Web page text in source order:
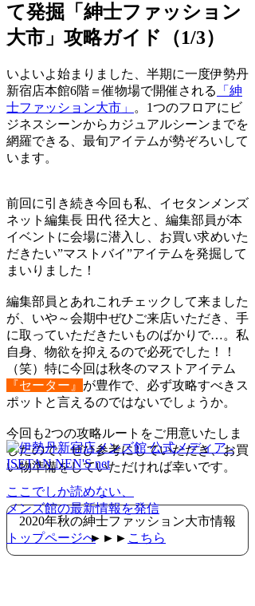
て発掘「紳士ファッション
大市」攻略ガイド（1/3）
いよいよ始まりました、半期に一度伊勢丹
新宿店本館6階＝催物場で開催される
「紳
士ファッション大市」
。1つのフロアにビ
ジネスシーンからカジュアルシーンまでを
網羅できる、最旬アイテムが勢ぞろいして
います。
前回に引き続き今回も私、イセタンメンズ
ネット編集長 田代 径大と、編集部員が本
イベントに会場に潜入し、お買い求めいた
だきたい”マストバイ”アイテムを発掘して
まいりました！
編集部員とあれこれチェックして来ました
が、いや～会期中ぜひご来店いただき、手
に取っていただきたいものばかりで…。私
自身、物欲を抑えるので必死でした！！
（笑）特に今回は秋冬のマストアイテム
『セーター』 が豊作で、必ず攻略すべきス
ポットと言えるのではないでしょうか。
今回も2つの攻略ルートをご用意いたしま
したので、ぜひ参考にしていただき、お買
い物準備をしていただければ幸いです。
2020年秋の紳士ファッション大市情報
►►► こちら
ここでしか読めない、
メンズ館の最新情報を発信
トップページへ